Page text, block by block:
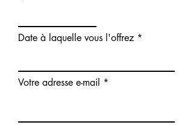
Date à laquelle vous l'offrez
Votre adresse e-mail